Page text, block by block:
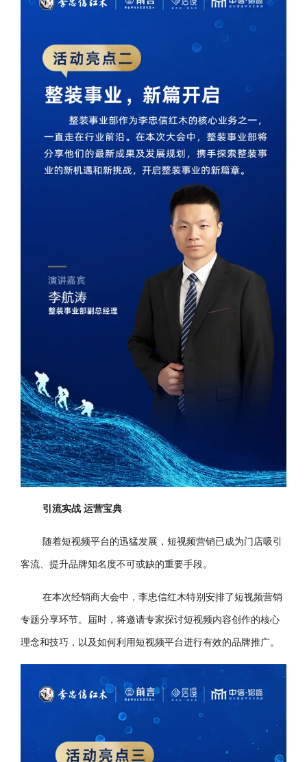
引流实战 运营宝典
随着短视频平台的迅猛发展，短视频营销已成为门店吸引
客流、提升品牌知名度不可或缺的重要手段。
在本次经销商大会中，李忠信红木特别安排了短视频营销
专题分享环节。届时，将邀请专家探讨短视频内容创作的核心
理念和技巧，以及如何利用短视频平台进行有效的品牌推广。